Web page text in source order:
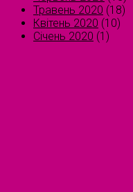
Травень 2020 (18)
Квітень 2020 (10)
Січень 2020 (1)